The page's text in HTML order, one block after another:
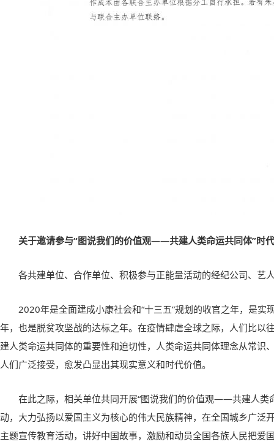
关于邀请参与“图说我们的价值观——共建人类命运共同体”时
各共建单位、合作单位、积极参与正能量活动的经纪公司、艺
2020年是全面建成小康社会和“十三五”规划的收官之年，是实
年，也是脱贫攻坚战的达标之年。在疫情肆虐全球之际，人们比以
建人类命运共同体的重要性和迫切性，人类命运共同体理念从常识
人们广泛接受，愈发凸显出其现实意义和时代价值。
在此之际，相关单位共同开展“图说我们的价值观——共建人类
动，大力弘扬以爱国主义为核心的伟大民族精神，在全国城乡广泛
主题宣传教育活动，讲好中国故事，激励和动员全国各族人民把爱